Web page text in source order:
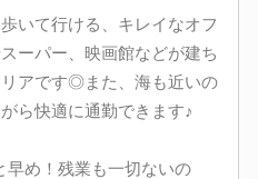
いて行ける、キレイなオフ
ーパー、映画館などが建ち
アです◎また、海も近いの
ら快適に通勤できます♪
早め！残業も一切ないの